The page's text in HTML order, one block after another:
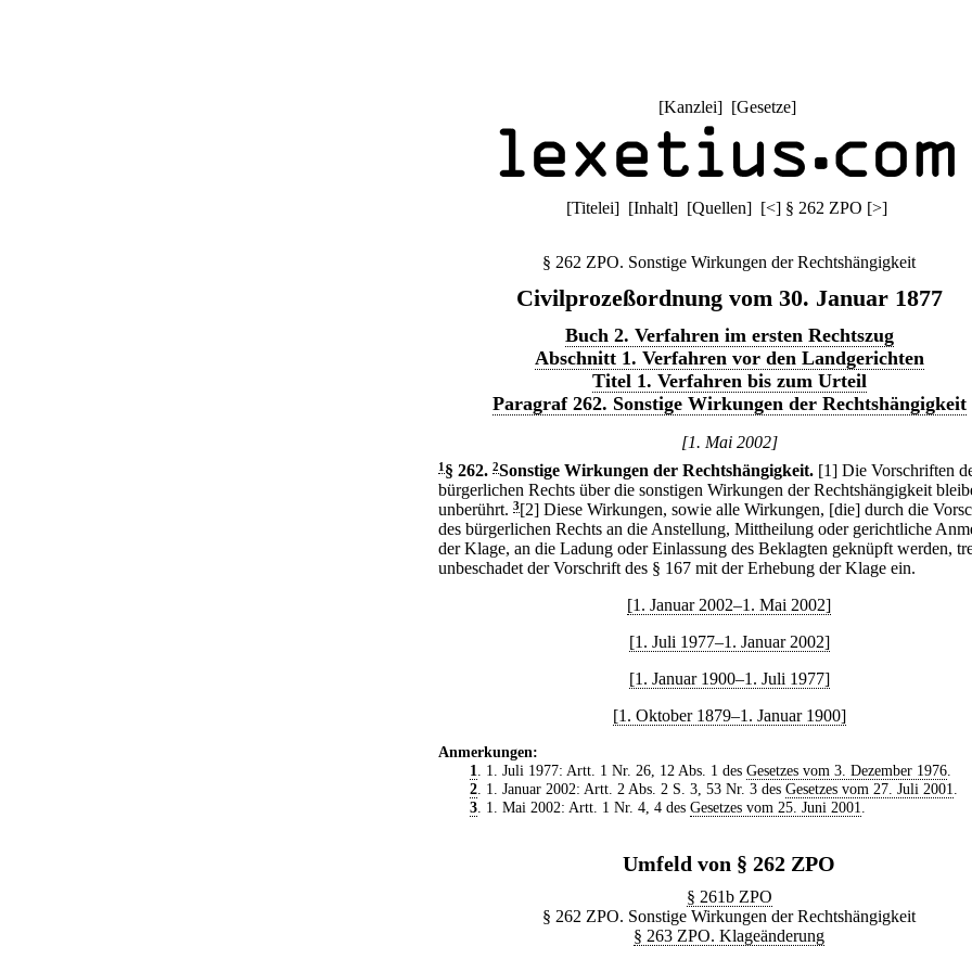
[Kanzlei] [Gesetze]
[Titelei] [Inhalt] [Quellen] [<] § 262 ZPO [>]
§ 262 ZPO. Sonstige Wirkungen der Rechtshängigkeit
Civilprozeßordnung vom 30. Januar 1877
Buch 2. Verfahren im ersten Rechtszug
Abschnitt 1. Verfahren vor den Landgerichten
Titel 1. Verfahren bis zum Urteil
Paragraf 262. Sonstige Wirkungen der Rechtshängigkeit
[1. Mai 2002]
1 § 262. 2Sonstige Wirkungen der Rechtshängigkeit. [1] Die Vorschriften
bürgerlichen Rechts über die sonstigen Wirkungen der Rechtshängigkeit
unberührt. 3[2] Diese Wirkungen, sowie alle Wirkungen, [die] durch die
des bürgerlichen Rechts an die Anstellung, Mittheilung oder gerichtliche
der Klage, an die Ladung oder Einlassung des Beklagten geknüpft werden,
unbeschadet der Vorschrift des § 167 mit der Erhebung der Klage ein.
[1. Januar 2002–1. Mai 2002]
[1. Juli 1977–1. Januar 2002]
[1. Januar 1900–1. Juli 1977]
[1. Oktober 1879–1. Januar 1900]
Anmerkungen:
1
. 1. Juli 1977: Artt. 1 Nr. 26, 12 Abs. 1 des Gesetzes vom 3. Dezember 1976.
2. 1. Januar 2002: Artt. 2 Abs. 2 S. 3, 53 Nr. 3 des Gesetzes vom 27. Juli 2001
3. 1. Mai 2002: Artt. 1 Nr. 4, 4 des Gesetzes vom 25. Juni 2001
Umfeld von § 262 ZPO
§ 261b ZPO
§ 262 ZPO. Sonstige Wirkungen der Rechtshängigkeit
§ 263 ZPO. Klageänderung